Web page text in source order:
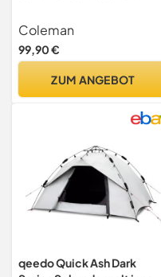
Coleman
99,90 €
ZUM ANGEBOT
qeedo Quick Ash Dark